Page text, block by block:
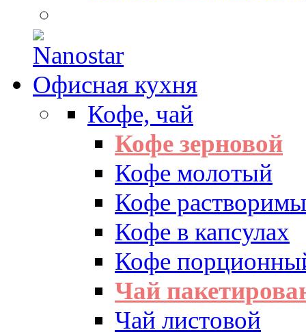
Офисная кухня
Кофе, чай
Кофе зерновой
Кофе молотый
Кофе
Кофе в капсулах
Кофе
Чай
Чай листовой